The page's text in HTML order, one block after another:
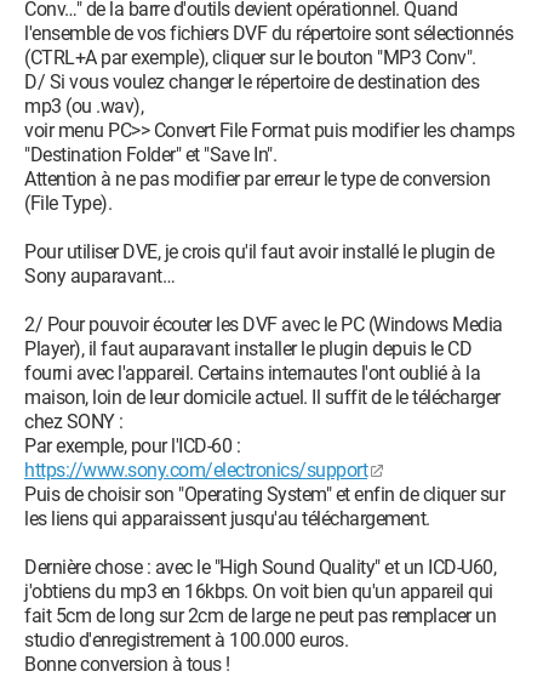
Conv…" de la barre d'outils devient opérationnel. Quand
l'ensemble de vos fichiers DVF du répertoire sont sélectionnés
(CTRL+A par exemple), cliquer sur le bouton "MP3 Conv".
D/ Si vous voulez changer le répertoire de destination des
mp3 (ou .wav),
voir menu PC>> Convert File Format puis modifier les champs
"Destination Folder" et "Save In".
Attention à ne pas modifier par erreur le type de conversion
(File Type).
Pour utiliser DVE, je crois qu'il faut avoir installé le plugin de
Sony auparavant…
2/ Pour pouvoir écouter les DVF avec le PC (Windows Media
Player), il faut auparavant installer le plugin depuis le CD
fourni avec l'appareil. Certains internautes l'ont oublié à la
maison, loin de leur domicile actuel. Il suffit de le télécharger
chez SONY :
Par exemple, pour l'ICD-60 :
https://www.sony.com/electronics/support
Puis de choisir son "Operating System" et enfin de cliquer sur
les liens qui apparaissent jusqu'au téléchargement.
Dernière chose : avec le "High Sound Quality" et un ICD-U60,
j'obtiens du mp3 en 16kbps. On voit bien qu'un appareil qui
fait 5cm de long sur 2cm de large ne peut pas remplacer un
studio d'enregistrement à 100.000 euros.
Bonne conversion à tous !